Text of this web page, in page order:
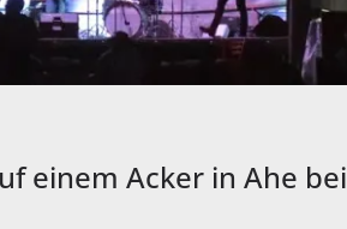
einem Acker in Ahe bei